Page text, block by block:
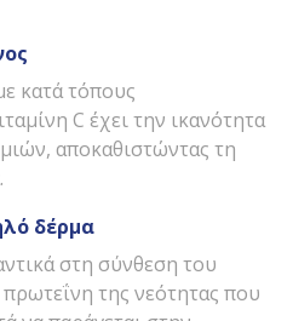
κατά τόπους
C έχει την ικανότητα
αποκαθιστώντας τη
δέρμα
στη σύνθεση του
της νεότητας που